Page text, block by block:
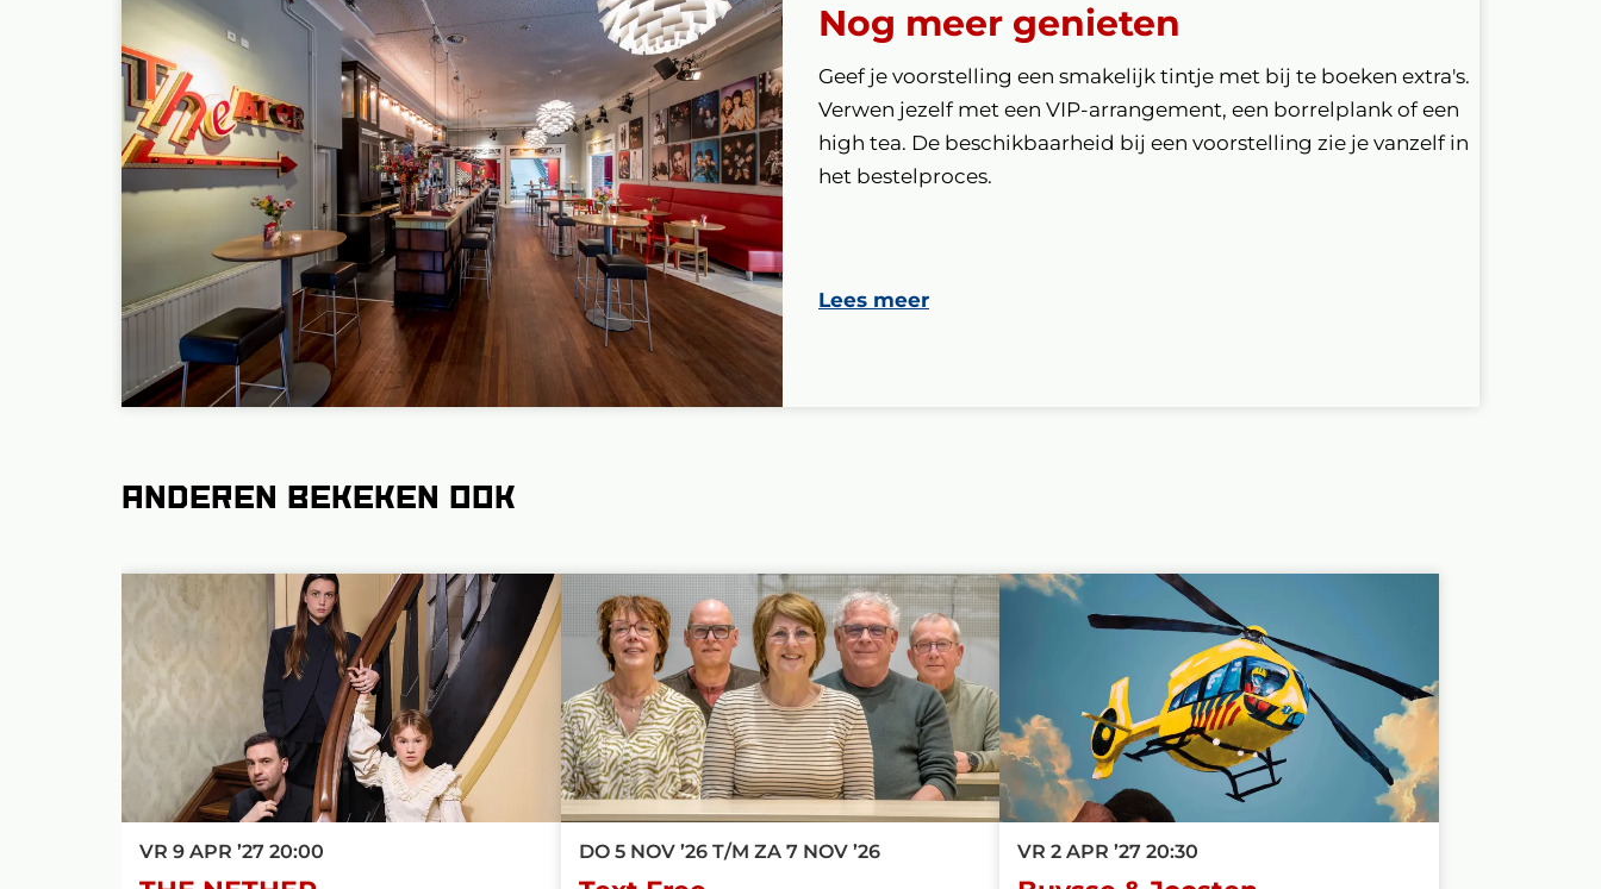
Nog meer genieten
Geef je voorstelling een smakelijk tintje met bij te boeken extra's.
Verwen jezelf met een VIP-arrangement, een borrelplank of een
high tea. De beschikbaarheid bij een voorstelling zie je vanzelf in
het bestelproces.
Lees meer
Anderen bekeken ook
VR 9 APR ’27 20:00 DO 5 NOV ’26 T/M ZA 7 NOV ’26 VR 2 APR ’2720:30